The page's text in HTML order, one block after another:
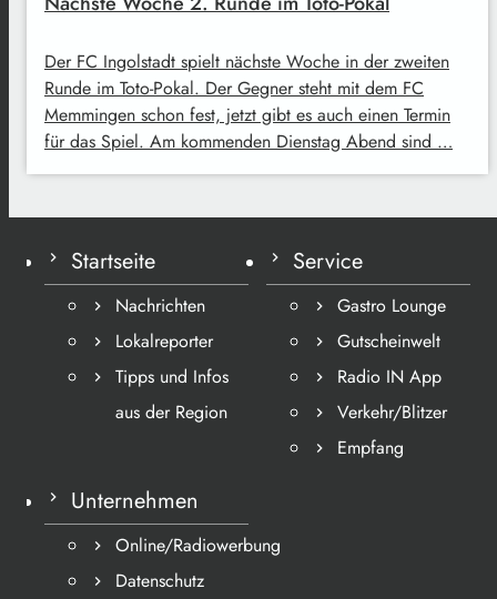
Der FC Ingolstadt spielt nächste Woche in der zweiten
Runde im Toto-Pokal. Der Gegner steht mit dem FC
Memmingen schon fest, jetzt gibt es auch einen Termin
für das Spiel. Am kommenden Dienstag Abend sind …
Startseite
Nachrichten
Lokalreporter
Tipps und Infos
aus der Region
Service
Gastro Lounge
Gutscheinwelt
Radio IN App
Verkehr/Blitzer
Empfang
Unternehmen
Online/Radiowerbung
Datenschutz